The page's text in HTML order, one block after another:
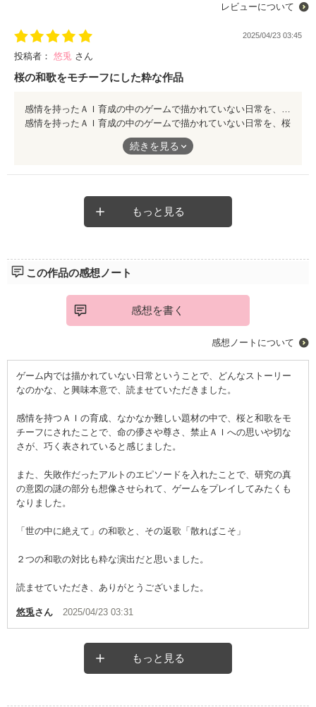
レビューについて
2025/04/23 03:45
投稿者： 悠兎 さん
桜の和歌をモチーフにした粋な作品
感情を持ったＡＩ育成の中のゲームで描かれていない日常を、桜
と桜の和歌をモチーフに描いた作品です。
命の尊さ、儚さや禁止ＡＩという切なさが、２つの和歌の対比
続きを見る
もっと見る
この作品の感想ノート
感想を書く
感想ノートについて
ゲーム内では描かれていない日常ということで、どんなストーリー
なのかな、と興味本意で、読ませていただきました。
感情を持つＡＩの育成、なかなか難しい題材の中で、桜と和歌をモ
チーフにされたことで、命の儚さや尊さ、禁止ＡＩへの思いや切な
さが、巧く表されていると感じました。
また、失敗作だったアルトのエピソードを入れたことで、研究の真
の意図の謎の部分も想像させられて、ゲームをプレイしてみたくも
なりました。
「世の中に絶えて」の和歌と、その返歌「散ればこそ」
２つの和歌の対比も粋な演出だと思いました。
読ませていただき、ありがとうございました。
悠兎さん 2025/04/23 03:31
もっと見る